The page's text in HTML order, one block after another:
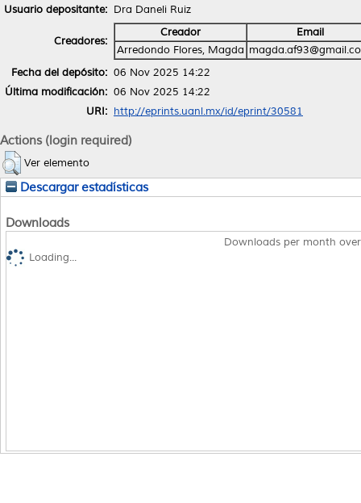
Usuario depositante: Dra Daneli Ruiz
Creadores:
Creador
Email
Arredondo Flores, Magda
Fecha del depósito: 06 Nov 2025 14:22
Última modificación: 06 Nov 2025 14:22
URI: http://eprints.uanl.mx/id/eprint/30581
Actions (login required)
Ver elemento
Descargar estadísticas
Downloads
Downloads per month
Loading...